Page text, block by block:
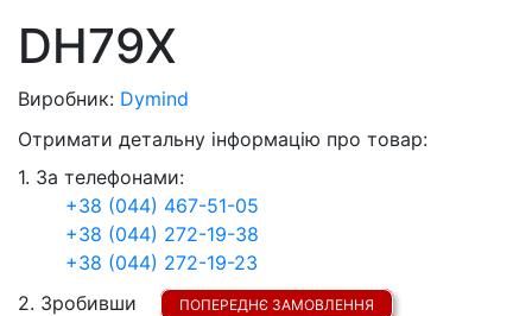
DH79Х
Виробник: Dymind
Отримати детальну інформацію про товар:
1. За телефонами:
+38 (044) 467-51-05
+38 (044) 272-19-38
+38 (044) 272-19-23
2. Зробивши
ПОПЕРЕДНЄ ЗАМОВЛЕННЯ